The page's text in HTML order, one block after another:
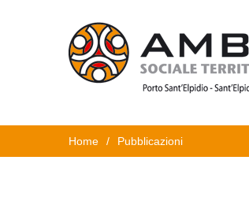
Home / Pubblicazioni